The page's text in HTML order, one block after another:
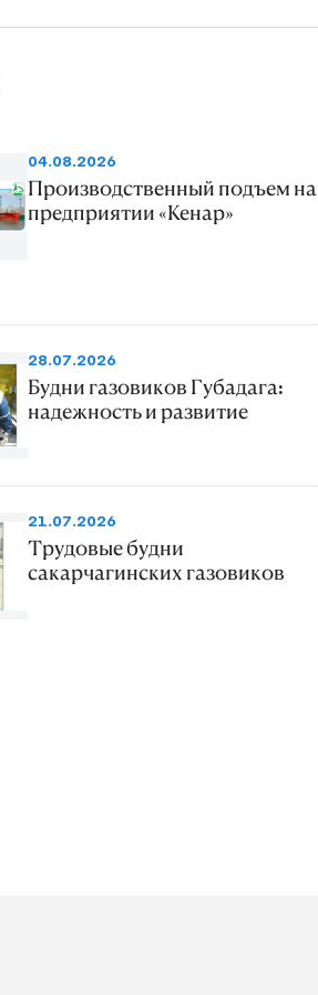
04.08.2026
Производственный подъем на
предприятии «Кенар»
28.07.2026
Будни газовиков Губадага:
надежность и развитие
21.07.2026
Трудовые будни
сакарчагинских газовиков